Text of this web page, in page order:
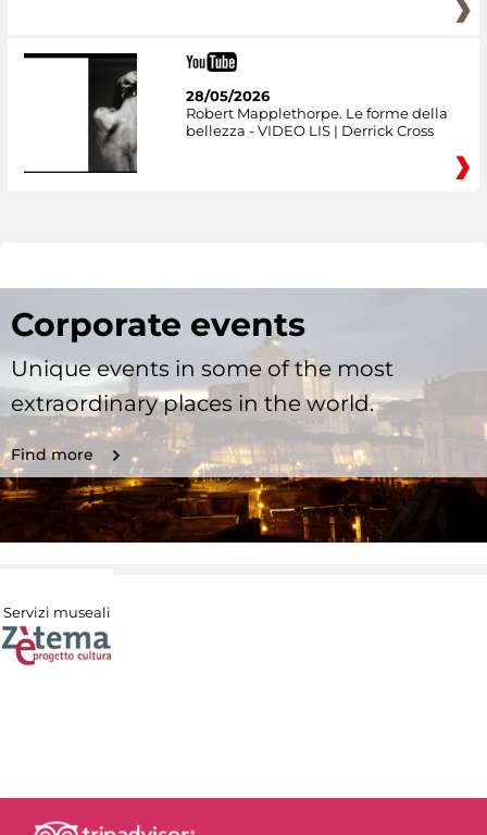
28/05/2026
Robert Mapplethorpe. Le forme della
bellezza - VIDEO LIS | Derrick Cross
Corporate events
Unique events in some of the most
extraordinary places in the world.
Find more
Servizi museali